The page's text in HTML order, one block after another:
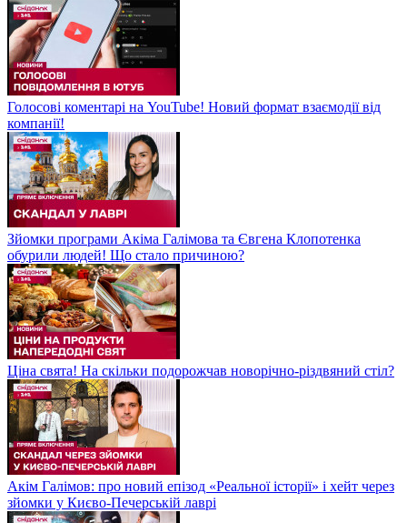
Голосові коментарі на YouTube! Новий формат взаємодії від
компанії!
Зйомки програми Акіма Галімова та Євгена Клопотенка
обурили людей! Що стало причиною?
Ціна свята! На скільки подорожчав новорічно-різдвяний стіл?
Акім Галімов: про новий епізод «Реальної історії» і хейт через
зйомки у Києво-Печерській лаврі